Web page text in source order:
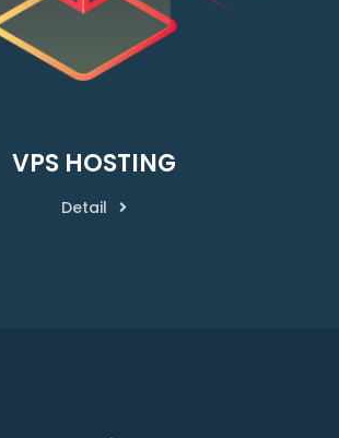
VPS HOSTING
Detail